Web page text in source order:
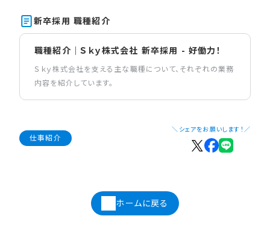
新卒採用 職種紹介
職種紹介｜Ｓｋｙ株式会社 新卒採用 - 好働力！
Ｓｋｙ株式会社を支える主な職種について、それぞれの業務
内容を紹介しています。
仕事紹介
＼シェアをお願いします！／
ホームに戻る